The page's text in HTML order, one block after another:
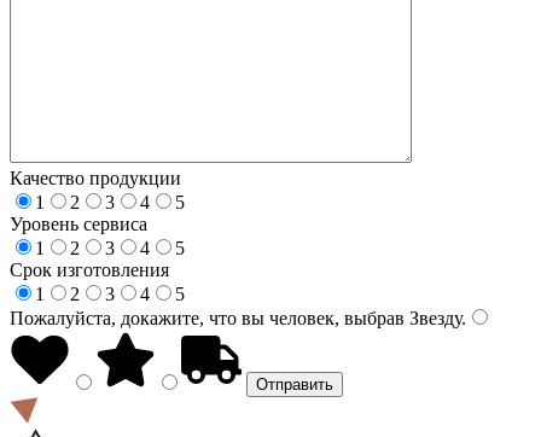
Качество продукции
1
2 3 4
5
Уровень сервиса
1
2 3 4
5
Срок изготовления
1
2 3 4
5
Пожалуйста, докажите, что вы человек, выбрав Звезду.